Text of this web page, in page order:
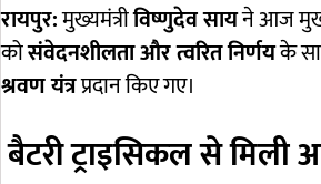
रायपुर:मुख्यमंत्रीविष्णुदेव सायने आज
कोसंवेदनशीलता और त्वरित निर्णयके
श्रवण यंत्रप्रदान किए गए।
बैटरी ट्राइसिकल से मिली